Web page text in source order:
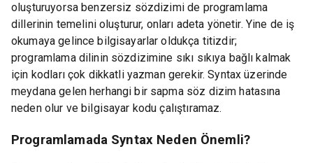
oluşturuyorsa benzersiz sözdizimi de programlama
dillerinin temelini oluşturur, onları adeta yönetir. Yine de iş
okumaya gelince bilgisayarlar oldukça titizdir;
programlama dilinin sözdizimine sıkı sıkıya bağlı kalmak
için kodları çok dikkatli yazman gerekir. Syntax üzerinde
meydana gelen herhangi bir sapma söz dizim hatasına
neden olur ve bilgisayar kodu çalıştıramaz.
Programlamada Syntax Neden Önemli?